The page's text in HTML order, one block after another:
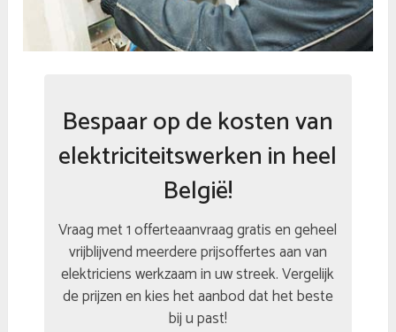
Bespaar op de kosten van
elektriciteitswerken in heel
België!
Vraag met 1 offerteaanvraag gratis en geheel
vrijblijvend meerdere prijsoffertes aan van
elektriciens werkzaam in uw streek. Vergelijk
de prijzen en kies het aanbod dat het beste
bij u past!